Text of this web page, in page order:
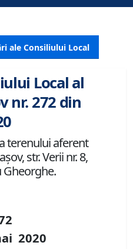
ale Consiliului Local
Local al
nr. 272 din
terenului aferent
str. Verii nr. 8,
2020